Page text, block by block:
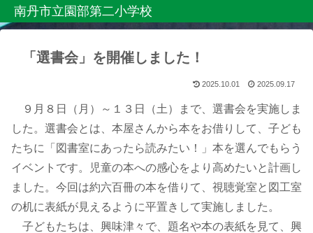
南丹市立園部第二小学校
「選書会」を開催しました！
2025.10.01 2025.09.17
９月８日（月）～１３日（土）まで、選書会を実施しま
した。選書会とは、本屋さんから本をお借りして、子ども
たちに「図書室にあったら読みたい！」本を選んでもらう
イベントです。児童の本への感心をより高めたいと計画し
ました。今回は約六百冊の本を借りて、視聴覚室と図工室
の机に表紙が見えるように平置きして実施しました。
子どもたちは、興味津々で、題名や本の表紙を見て、興